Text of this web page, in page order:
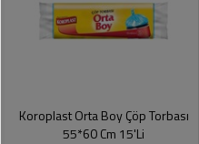
Koroplast Orta Boy Çöp Torbası
55*60 Cm 15'Li